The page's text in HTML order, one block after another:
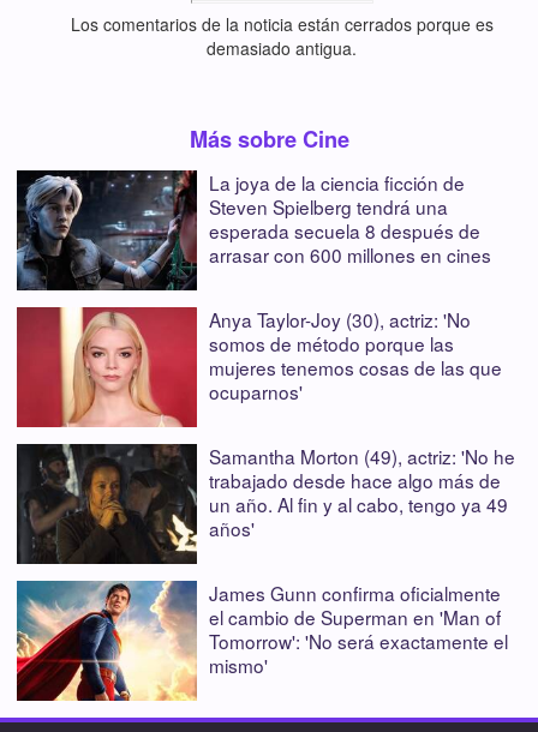
Los comentarios de la noticia están cerrados porque es
demasiado antigua.
Más sobre Cine
La joya de la ciencia ficción de
Steven Spielberg tendrá una
esperada secuela 8 después de
arrasar con 600 millones en cines
Anya Taylor-Joy (30), actriz: 'No
somos de método porque las
mujeres tenemos cosas de las que
ocuparnos'
Samantha Morton (49), actriz: 'No he
trabajado desde hace algo más de
un año. Al fin y al cabo, tengo ya 49
años'
James Gunn confirma oficialmente
el cambio de Superman en 'Man of
Tomorrow': 'No será exactamente el
mismo'